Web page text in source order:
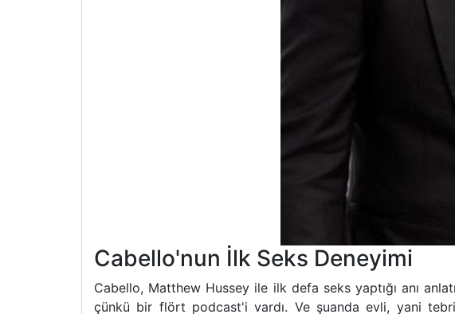
Cabello'nun İlk Seks Deneyimi
Cabello, Matthew Hussey ile ilk defa seks yaptığı anı
çünkü bir flört podcast'i vardı. Ve şuanda evli, yani